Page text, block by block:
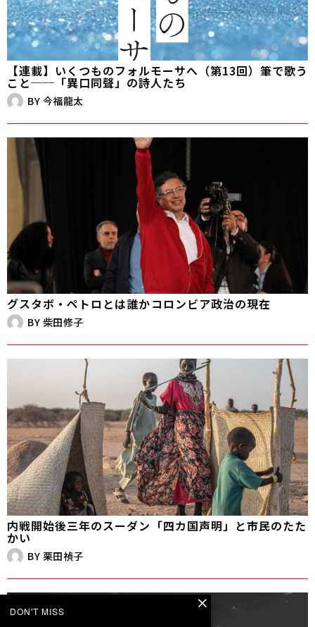
【連載】いくつものフォルモーサへ（第13回）筆で歌う
こと──「異口同聲」の詩人たち
BY 今福龍太
グスタボ・ペトロとは誰か――コロンビア政治の現在
BY 柴田修子
内戦開始後三年のスーダン――「四カ国声明」と市民のたた
かい
BY 栗田禎子
DON'T MISS